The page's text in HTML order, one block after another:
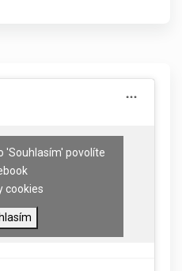
'Souhlasím' povolíte
cookies